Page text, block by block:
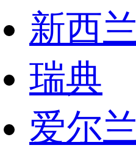
新西兰
瑞典
爱尔兰